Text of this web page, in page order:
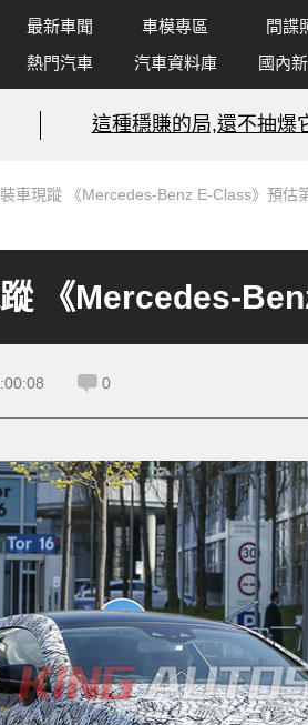
最新車聞 車模專區 間諜
熱門汽車
汽車資料庫 國內
這種穩賺的局,還不抽爆
車現蹤 《Mercedes-Benz E-Class》預估
《Mercedes-
0